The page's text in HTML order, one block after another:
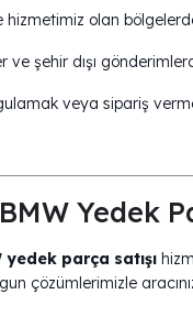
hizmetimiz olan
ve şehir dışı
veya sipariş
Yedek
yedek parça satışı
çözümlerimizle